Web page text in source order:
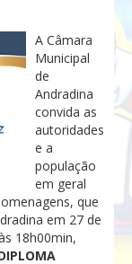
A Câmara
Municipal
de
Andradina
convida as
autoridades
e a
população
em geral
que
em 27 de
18h00min,